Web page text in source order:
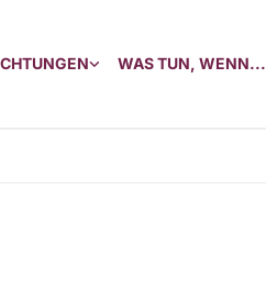
WAS TUN, WENN...